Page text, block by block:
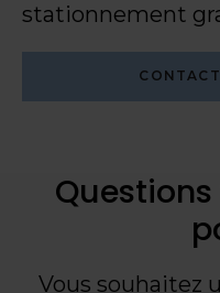
stationnement
Vous souhaitez